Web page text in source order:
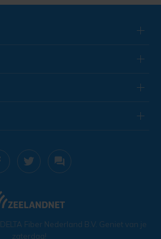
DELTA Fiber Nederland B.V. Geniet van je
zaterdag!